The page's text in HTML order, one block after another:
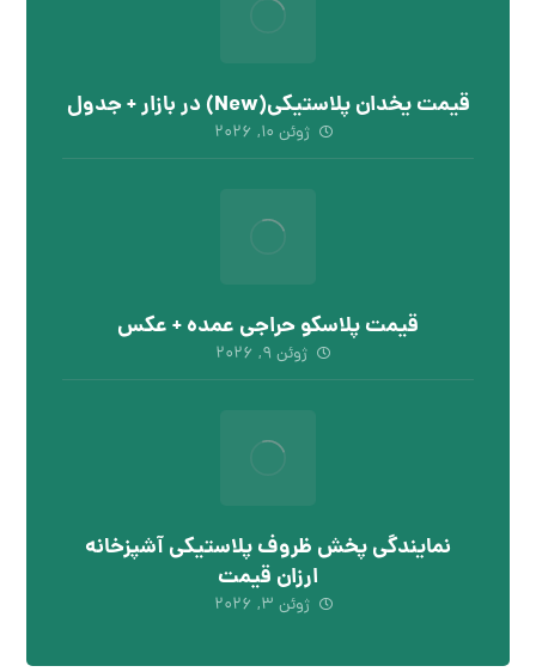
قیمت یخدان پلاستیکی(New) در بازار + جدول
ژوئن ۱۰, ۲۰۲۶
قیمت پلاسکو حراجی عمده + عکس
ژوئن ۹, ۲۰۲۶
نمایندگی پخش ظروف پلاستیکی آشپزخانه
ارزان قیمت
ژوئن ۳, ۲۰۲۶